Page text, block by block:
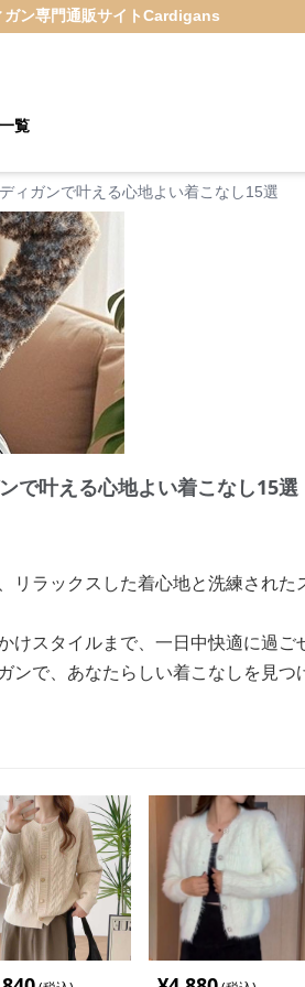
ガン専門通販サイトCardigans
覧
ィガンで叶える心地よい着こなし15選
で叶える心地よい着こなし15選
リラックスした着心地と洗練され
けスタイルまで、一日中快適に過
ンで、あなたらしい着こなしを見つ